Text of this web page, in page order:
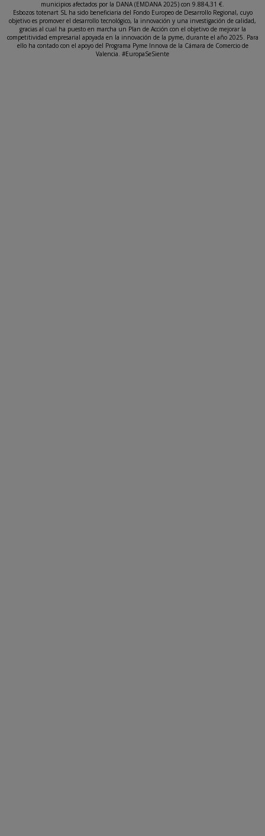
municipios afectados por la DANA (EMDANA 2025) con 9.884,31 €.
Esbozos totenart SL ha sido beneficiaria del Fondo Europeo de Desarrollo Regional, cuyo
objetivo es promover el desarrollo tecnológico, la innovación y una investigación de calidad,
gracias al cual ha puesto en marcha un Plan de Acción con el objetivo de mejorar la
competitividad empresarial apoyada en la innovación de la pyme, durante el año 2025. Para
ello ha contado con el apoyo del Programa Pyme Innova de la Cámara de Comercio de
Valencia. #EuropaSeSiente